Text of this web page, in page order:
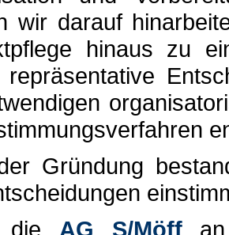
wir darauf
hinaus zu
repräsentative
Gründung
die AG S/Möffan